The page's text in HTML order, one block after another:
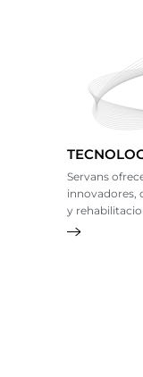
Servans
innovadores,
y